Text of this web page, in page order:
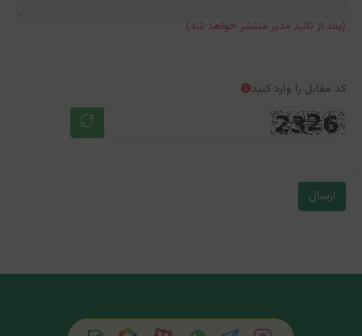
(بعد از تائید مدیر منتشر خواهد شد)
کد مقابل را وارد کنید
ارسال